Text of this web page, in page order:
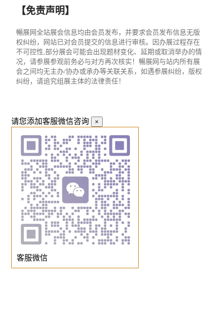
【免责声明】
暢展网全站展会信息均由会员发布，并要求会员发布信息无版
权纠纷，网站已对会员提交的信息进行审核。因办展过程存在
不可控性,部分展会可能会出现题材变化、延期或取消举办的情
况，请参展参观前务必与对方再次核实！暢展网与站内所有展
会之间均无主办/协办或承办等关联关系，如遇参展纠纷，版权
纠纷，请追究组展主体的法律责任！
请您添加客服微信咨询 ×
客服微信